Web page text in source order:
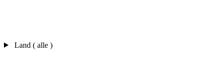
Land ( alle )